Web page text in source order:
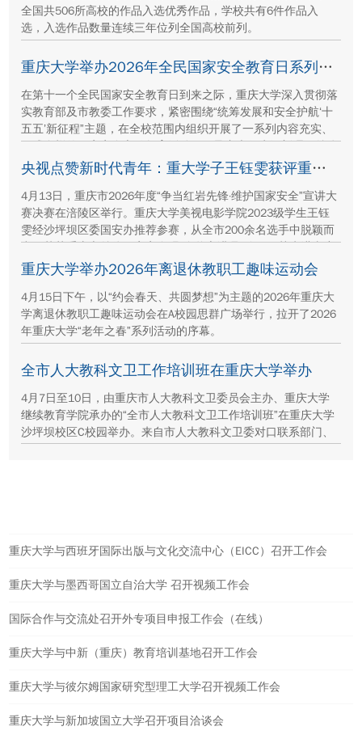
全国共506所高校的作品入选优秀作品，学校共有6件作品入
选，入选作品数量连续三年位列全国高校前列。
重庆大学举办2026年全民国家安全教育日系列活动
在第十一个全民国家安全教育日到来之际，重庆大学深入贯彻落
实教育部及市教委工作要求，紧密围绕“统筹发展和安全护航‘十
五五’新征程”主题，在全校范围内组织开展了一系列内容充实、
形式多样的国家安全宣传教育活动，引导广大师生深刻理解总体
国家安全观，自觉成为国家安全的坚定维护者。
央视点赞新时代青年：重大学子王钰雯获评重庆市总体国家安全观“金牌宣讲员”
4月13日，重庆市2026年度“争当红岩先锋·维护国家安全”宣讲大
赛决赛在涪陵区举行。重庆大学美视电影学院2023级学生王钰
雯经沙坪坝区委国安办推荐参赛，从全市200余名选手中脱颖而
出，荣获重庆市总体国家安全观“金牌宣讲员”称号。其先进事迹
获央视报道，展现了新时代青年的责任与担当。
重庆大学举办2026年离退休教职工趣味运动会
4月15日下午，以“约会春天、共圆梦想”为主题的2026年重庆大
学离退休教职工趣味运动会在A校园思群广场举行，拉开了2026
年重庆大学“老年之春”系列活动的序幕。
全市人大教科文卫工作培训班在重庆大学举办
4月7日至10日，由重庆市人大教科文卫委员会主办、重庆大学
继续教育学院承办的“全市人大教科文卫工作培训班”在重庆大学
沙坪坝校区C校园举办。来自市人大教科文卫委对口联系部门、
重庆大学与西班牙国际出版与文化交流中心（EICC）召开工作会
重庆大学与墨西哥国立自治大学 召开视频工作会
国际合作与交流处召开外专项目申报工作会（在线）
重庆大学与中新（重庆）教育培训基地召开工作会
重庆大学与彼尔姆国家研究型理工大学召开视频工作会
重庆大学与新加坡国立大学召开项目洽谈会